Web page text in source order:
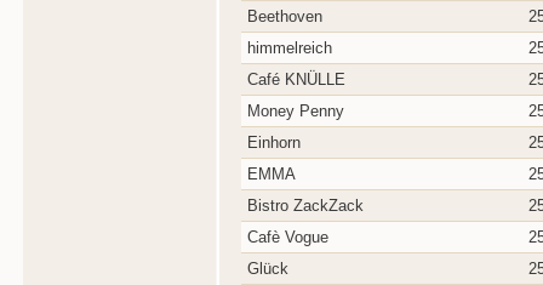
Beethoven
himmelreich
Café KNÜLLE
Money Penny
Einhorn
EMMA
Bistro ZackZack
Cafè Vogue
Glück